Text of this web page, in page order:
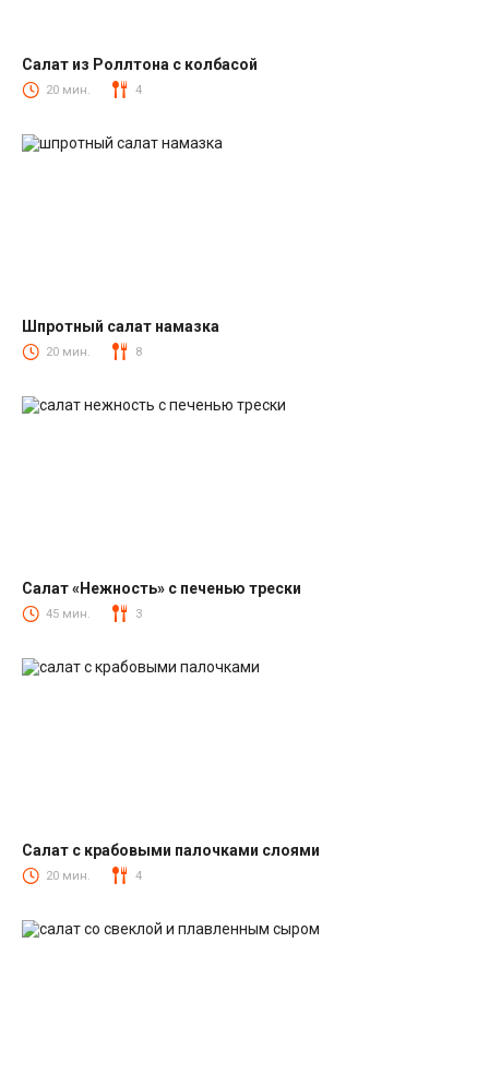
Салаты с колбасой
Салат из Роллтона с колбасой
20 мин. 4
Салаты со шпротами
Шпротный салат намазка
20 мин. 8
Салаты из печени трески
Салат «Нежность» с печенью трески
45 мин. 3
Салаты с крабовыми палочками
Салат с крабовыми палочками слоями
20 мин. 4